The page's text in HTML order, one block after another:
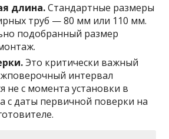
длина.Стандартные размеры
труб — 80 мм или 110 мм.
подобранный размер
Это критически важный
интервал
не с момента установки в
с даты первичной поверки на